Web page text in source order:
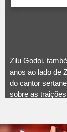
Zilu Godoi,
anos ao lado de
do cantor
sobre as
estavam juntos.
relacionados à